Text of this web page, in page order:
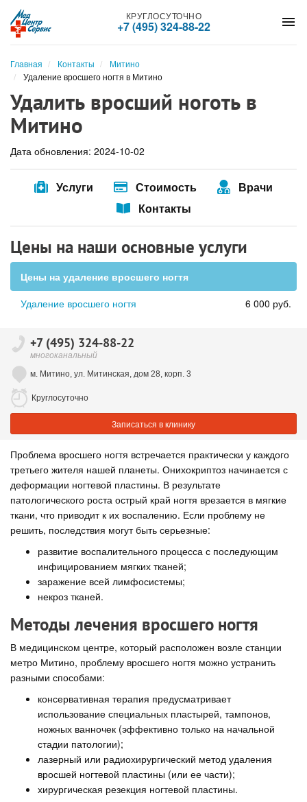
menu
КРУГЛОСУТОЧНО
+7 (495) 324-88-22
Главная Контакты
Митино
Удаление вросшего ногтя в Митино
Удалить вросший ноготь в
Митино
Дата обновления: 2024-10-02
Услуги Стоимость
Врачи
Контакты
Цены на наши основные услуги
Цены на удаление вросшего ногтя
Удаление вросшего ногтя
6 000 руб.
+7 (495) 324-88-22
многоканальный
м. Митино, ул. Митинская, дом 28, корп. 3
Круглосуточно
Записаться в клинику
Проблема вросшего ногтя встречается практически у каждого
третьего жителя нашей планеты. Онихокриптоз начинается с
деформации ногтевой пластины. В результате
патологического роста острый край ногтя врезается в мягкие
ткани, что приводит к их воспалению. Если проблему не
решить, последствия могут быть серьезные:
развитие воспалительного процесса с последующим
инфицированием мягких тканей;
заражение всей лимфосистемы;
некроз тканей.
Методы лечения вросшего ногтя
В медицинском центре, который расположен возле станции
метро Митино, проблему вросшего ногтя можно устранить
разными способами:
консервативная терапия предусматривает
использование специальных пластырей, тампонов,
ножных ванночек (эффективно только на начальной
стадии патологии);
лазерный или радиохирургический метод удаления
вросшей ногтевой пластины (или ее части);
хирургическая резекция ногтевой пластины.